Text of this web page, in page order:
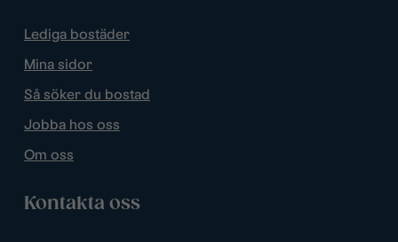
Lediga bostäder
Mina sidor
Så söker du bostad
Jobba hos oss
Om oss
Kontakta oss